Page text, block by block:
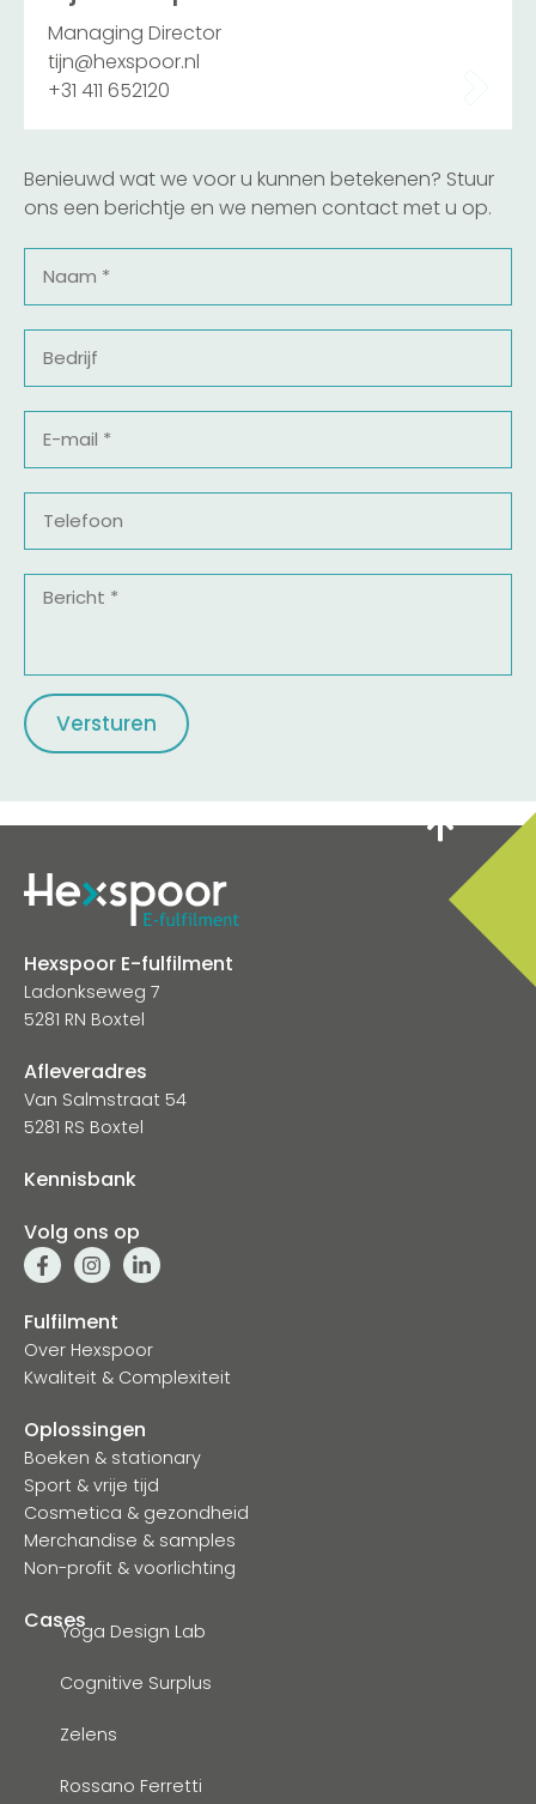
Managing Director
tijn@hexspoor.nl
+31 411 652120
Benieuwd wat we voor u kunnen betekenen? Stuur
ons een berichtje en we nemen contact met u op.
Naam
Bedrijf
E-
mail
Telefoon
Bericht
Fulfilment
Over Hexspoor
Kwaliteit & Complexiteit
Oplossingen
Boeken & stationary
Sport & vrije tijd
Cosmetica & gezondheid
Merchandise & samples
Non-profit & voorlichting
CasesYoga Design Lab
Cognitive Surplus
Zelens
Rossano Ferretti
Hexspoor E-fulfilment
Ladonkseweg 7
5281 RN Boxtel
Afleveradres
Van Salmstraat 54
5281 RS Boxtel
Kennisbank
Volg ons op